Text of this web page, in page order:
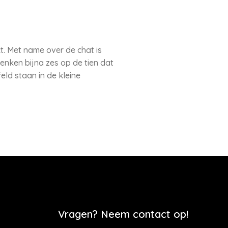
Met name over de chat is
bijna zes op de tien dat
staan in de kleine
Vragen? Neem contact op!